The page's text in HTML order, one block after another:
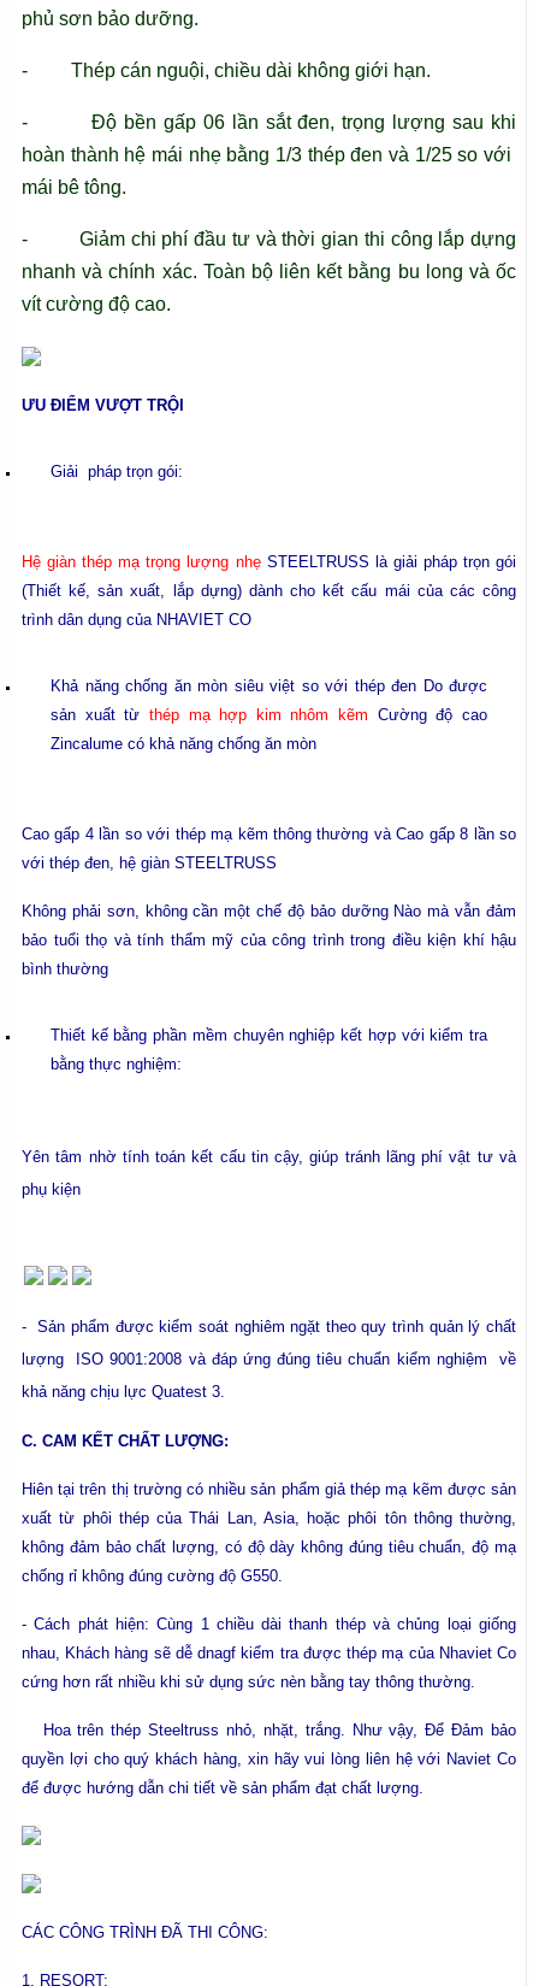
phủ sơn bảo dưỡng.
- Thép cán nguội, chiều dài không giới hạn.
- Độ bền gấp 06 lần sắt đen, trọng lượng sau khi
hoàn thành hệ mái nhẹ bằng 1/3 thép đen và 1/25 so với
mái bê tông.
- Giảm chi phí đầu tư và thời gian thi công lắp dựng
nhanh và chính xác. Toàn bộ liên kết bằng bu long và ốc
vít cường độ cao.
ƯU ĐIỂM VƯỢT TRỘI
Giải pháp trọn gói:
Hệ giàn thép mạ trọng lượng nhẹSTEELTRUSS là giải pháp trọn gói
(Thiết kế, sản xuất, lắp dựng) dành cho kết cấu mái của các công
trình dân dụng của NHAVIET CO
Khả năng chống ăn mòn siêu việt so với thép đen Do được
sản xuất từ thép mạ hợp kim nhôm kẽm Cường độ cao
Zincalume có khả năng chống ăn mòn
Cao gấp 4 lần so với thép mạ kẽm thông thường và Cao gấp 8 lần so
với thép đen, hệ giàn STEELTRUSS
Không phải sơn, không cần một chế độ bảo dưỡng Nào mà vẫn đảm
bảo tuổi thọ và tính thẩm mỹ của công trình trong điều kiện khí hậu
bình thường
Thiết kế bằng phần mềm chuyên nghiệp kết hợp với kiểm tra
bằng thực nghiệm:
Yên tâm nhờ tính toán kết cấu tin cậy, giúp tránh lãng phí vật tư và
phụ kiện
- Sản phẩm được kiểm soát nghiêm ngặt theo quy trình quản lý chất
lượng ISO 9001:2008 và đáp ứng đúng tiêu chuẩn kiểm nghiệm về
khả năng chịu lực Quatest 3.
C. CAM KẾT CHẤT LƯỢNG:
Hiên tại trên thị trường có nhiều sản phẩm giả thép mạ kẽm được sản
xuất từ phôi thép của Thái Lan, Asia, hoặc phôi tôn thông thường,
không đảm bảo chất lượng, có độ dày không đúng tiêu chuẩn, độ mạ
chống rỉ không đúng cường độ G550.
- Cách phát hiện: Cùng 1 chiều dài thanh thép và chủng loại giống
nhau, Khách hàng sẽ dễ dnagf kiểm tra được thép mạ của Nhaviet Co
cứng hơn rất nhiều khi sử dụng sức nèn bằng tay thông thường.
Hoa trên thép Steeltruss nhỏ, nhặt, trắng. Như vậy, Để Đảm bảo
quyền lợi cho quý khách hàng, xin hãy vui lòng liên hệ với Naviet Co
để được hướng dẫn chi tiết về sản phẩm đạt chất lượng.
CÁC CÔNG TRÌNH ĐÃ THI CÔNG:
1. RESORT: